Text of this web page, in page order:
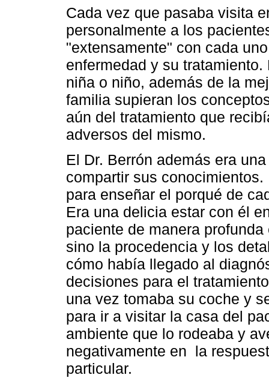
Cada vez que pasaba visita
personalmente a los
"extensamente" con cada
enfermedad y su
niña o niño, además de la
familia supieran los
aún del tratamiento que
adversos del mismo.
El Dr. Berrón además era
compartir sus
para enseñar el porqué de
Era una delicia estar con él
paciente de manera
sino la procedencia y los
cómo había llegado al
decisiones para el
una vez tomaba su coche y
para ir a visitar la casa del
ambiente que lo rodeaba y
negativamente en la
particular.